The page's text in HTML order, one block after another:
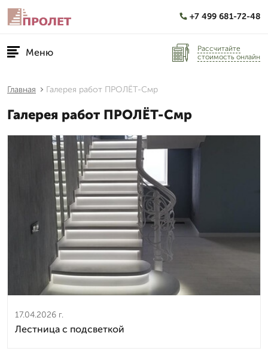
+7 499 681-72-48
Меню
Рассчитайте
стоимость онлайн
Главная Галерея работ ПРОЛЁТ-Смр
Галерея работ ПРОЛЁТ-Смр
17.04.2026 г.
Лестница с подсветкой